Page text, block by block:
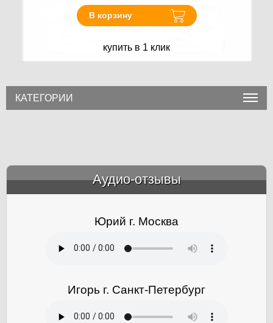
В корзину
купить в 1 клик
КАТЕГОРИИ
Аудио-отзывы
Юрий г. Москва
Игорь г. Санкт-Петербург